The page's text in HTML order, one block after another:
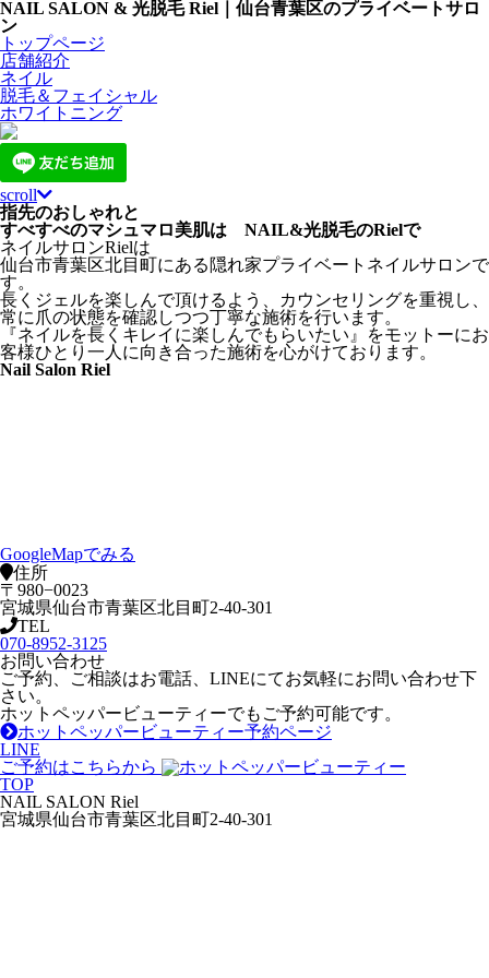
NAIL SALON & 光脱毛Riel ｜仙台青葉区のプライベートサロ
ン
トップページ
店舗紹介
ネイル
脱毛＆フェイシャル
ホワイトニング
scroll
指先のおしゃれと
すべすべのマシュマロ美肌は NAIL&光脱毛のRielで
ネイルサロンRielは
仙台市青葉区北目町にある隠れ家プライベートネイルサロンで
す。
長くジェルを楽しんで頂けるよう、カウンセリングを重視し、
常に爪の状態を確認しつつ丁寧な施術を行います。
『ネイルを長くキレイに楽しんでもらいたい』をモットーにお
客様ひとり一人に向き合った施術を心がけております。
Nail Salon Riel
GoogleMapでみる
住所
〒980−0023
宮城県仙台市青葉区北目町2-40-301
TEL
070-8952-3125
お問い合わせ
ご予約、ご相談はお電話、LINEにてお気軽にお問い合わせ下
さい。
ホットペッパービューティーでもご予約可能です。
ホットペッパービューティー予約ページ
LINE
ご予約はこちらから
TOP
NAIL SALON Riel
宮城県仙台市青葉区北目町2-40-301